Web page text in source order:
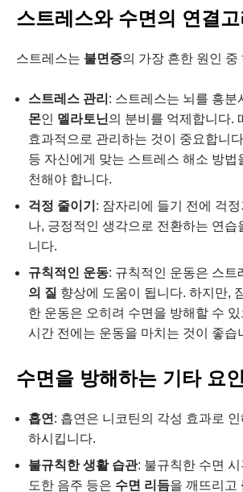
스트레스와 수면의 연결고
스트레스는 불면증의 가장 흔한 원인 중
스트레스 관리 : 스트레스는 뇌를 흥분
몬인 멜라토닌의 분비를 억제합니다.
효과적으로 관리하는 것이 중요합니
등 자신에게 맞는 스트레스 해소 방법
천해야 합니다.
걱정 줄이기 : 잠자리에 들기 전에 걱
나, 긍정적인 생각으로 전환하는 연습
니다.
규칙적인 운동: 규칙적인 운동은 스트
의 질 향상에 도움이 됩니다. 하지만,
한 운동은 오히려 수면을 방해할 수
시간 전에는 운동을 마치는 것이 좋습
수면을 방해하는 기타 요
흡연 : 흡연은 니코틴의 각성 효과로 인
하시킵니다.
불규칙한 생활 습관: 불규칙한 수면
도한 음주 등은 수면 리듬을 깨뜨리고